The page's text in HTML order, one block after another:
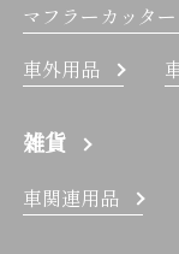
マフラーカッター
車外用品
雑貨
車関連用品